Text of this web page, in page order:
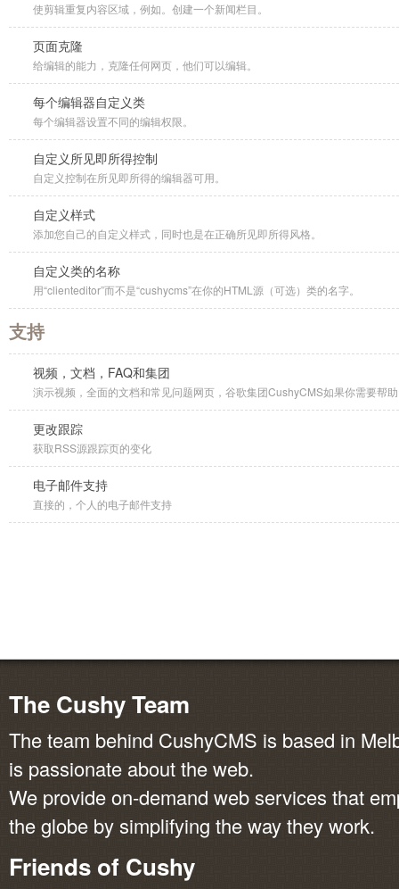
使剪辑重复内容区域，例如。创建一个新闻栏目。
页面克隆
给编辑的能力，克隆任何网页，他们可以编辑。
每个编辑器自定义类
每个编辑器设置不同的编辑权限。
自定义所见即所得控制
自定义控制在所见即所得的编辑器可用。
自定义样式
添加您自己的自定义样式，同时也是在正确所见即所得风格。
自定义类的名称
用“clienteditor”而不是“cushycms”在你的HTML源（可选）类的名字。
支持
视频，文档，FAQ和集团
演示视频，全面的文档和常见问题网页，谷歌集团CushyCMS如果你需要帮
更改跟踪
获取RSS源跟踪页的变化
电子邮件支持
直接的，个人的电子邮件支持
The Cushy Team
The team behind CushyCMS is based in
is passionate about the web.
We provide on-demand web services that
the globe by simplifying the way they work.
Friends of Cushy